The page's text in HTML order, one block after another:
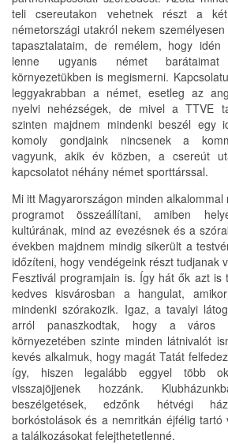
teli csereutakon vehetnek részt a
németországi utakról nekem
tapasztalataim, de remélem, hogy
lenne ugyanis német barátaimat
környezetükben is megismerni.
leggyakrabban a német, esetleg az
nyelvi nehézségek, de mivel a TTVE
szinten majdnem mindenki beszél egy
komoly gondjaink nincsenek a
vagyunk, akik év közben, a csereút
kapcsolatot néhány német sporttárssal.
Mi itt Magyarországon minden
programot összeállítani, amiben
kultúrának, mind az evezésnek és a
években majdnem mindig sikerült a
időzíteni, hogy vendégeink részt tudjanak
Fesztivál programjain is. Így hát ők azt is
kedves kisvárosban a hangulat,
mindenki szórakozik. Igaz, a tavalyi
arról panaszkodtak, hogy a város
környezetében szinte minden látnivalót
kevés alkalmuk, hogy magát Tatát
így, hiszen legalább eggyel több
visszajöjjenek hozzánk.
beszélgetések, edzőnk hétvégi
borkóstolások és a nemritkán éjfélig tartó
a találkozásokat felejthetetlenné.